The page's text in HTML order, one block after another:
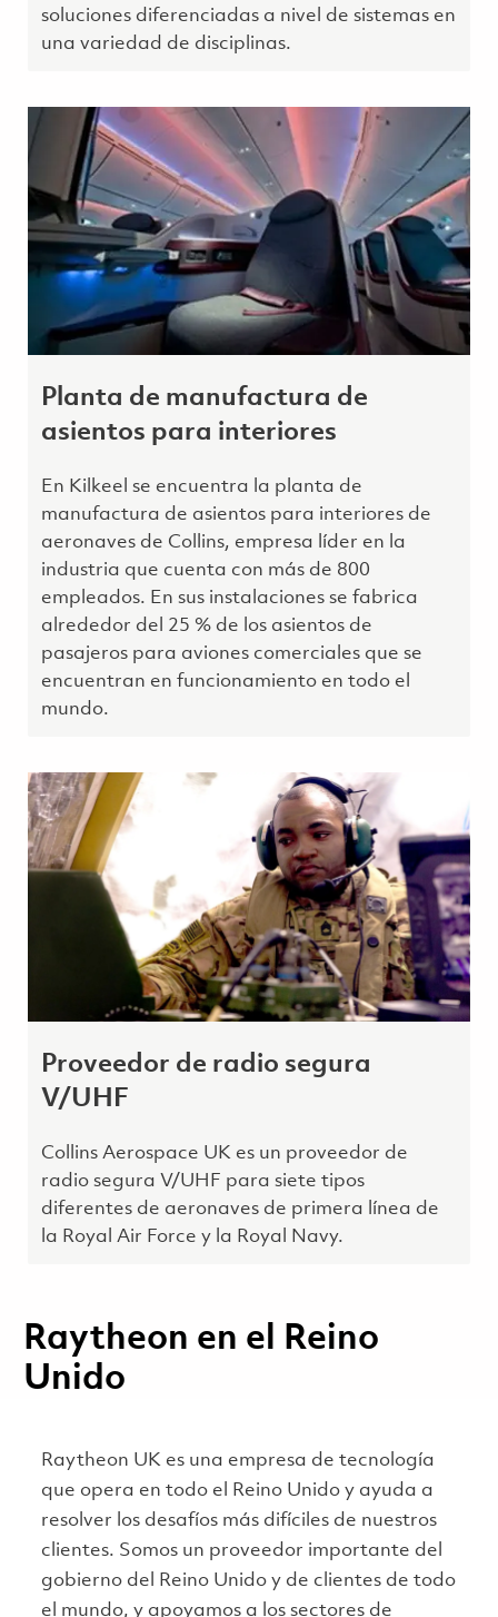
soluciones diferenciadas a nivel de sistemas en
una variedad de disciplinas.
Planta de manufactura de
asientos para interiores
En Kilkeel se encuentra la planta de
manufactura de asientos para interiores de
aeronaves de Collins, empresa líder en la
industria que cuenta con más de 800
empleados. En sus instalaciones se fabrica
alrededor del 25 % de los asientos de
pasajeros para aviones comerciales que se
encuentran en funcionamiento en todo el
mundo.
Proveedor de radio segura
V/UHF
Collins Aerospace UK es un proveedor de
radio segura V/UHF para siete tipos
diferentes de aeronaves de primera línea de
la Royal Air Force y la Royal Navy.
Raytheon en el Reino
Unido
Raytheon UK es una empresa de tecnología
que opera en todo el Reino Unido y ayuda a
resolver los desafíos más difíciles de nuestros
clientes. Somos un proveedor importante del
gobierno del Reino Unido y de clientes de todo
el mundo, y apoyamos a los sectores de